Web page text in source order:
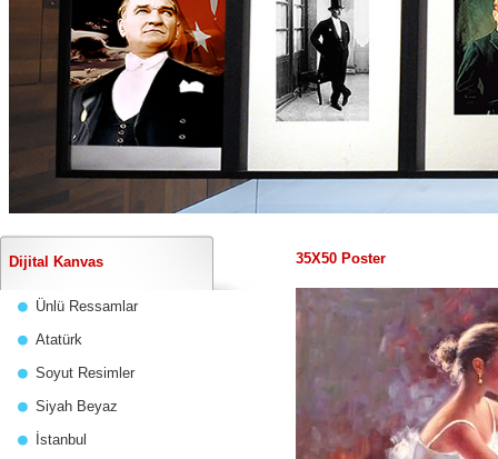
Dijital Kanvas
Ünlü Ressamlar
Atatürk
Soyut Resimler
Siyah Beyaz
İstanbul
35X50 Poster